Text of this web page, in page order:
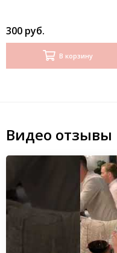
300 руб.
В корзину
Видео отзывы